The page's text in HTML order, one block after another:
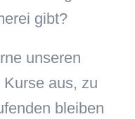
gibt?
unseren
aus, zu
bleiben